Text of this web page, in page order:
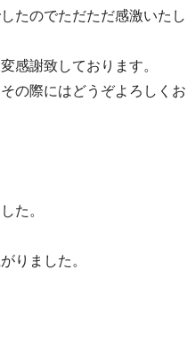
たのでただただ感激いたし
感謝致しております。
の際にはどうぞよろしくお
た。
りました。